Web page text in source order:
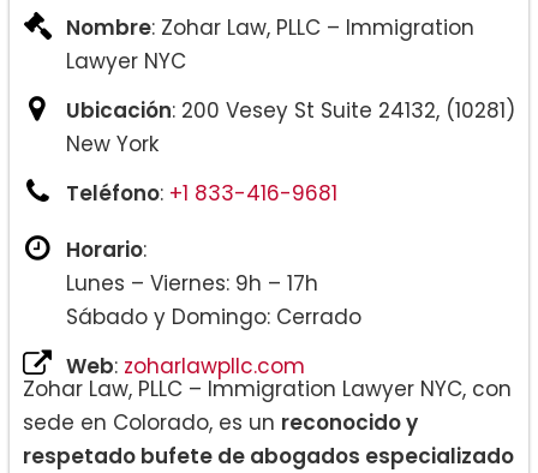
Nombre: Zohar Law, PLLC – Immigration
Lawyer NYC
Ubicación: 200 Vesey St Suite 24132, (10281)
New York
Teléfono: +1 833-416-9681
Horario:
Lunes – Viernes: 9h – 17h
Sábado y Domingo: Cerrado
Web: zoharlawpllc.com
Zohar Law, PLLC – Immigration Lawyer NYC, con
sede en Colorado, es un reconocido y
respetado bufete de abogados especializado